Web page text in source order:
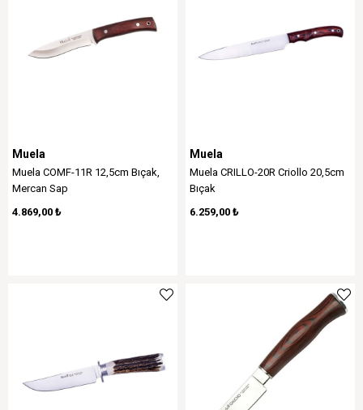
Muela
Muela COMF-11R 12,5cm Bıçak,
Mercan Sap
4.869,00 ₺
Muela
Muela CRILLO-20R Criollo 20,5cm
Bıçak
6.259,00 ₺